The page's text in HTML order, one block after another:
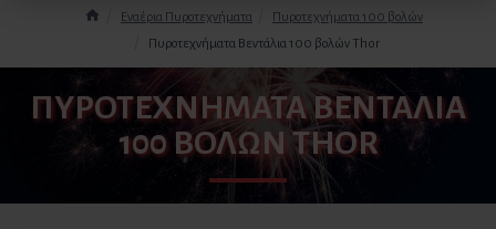
Εναέρια Πυροτεχνήματα
Πυροτεχνήματα 100 βολών
Πυροτεχνήματα Bεντάλια 100 βολών Thor
ΠΥΡΟΤΕΧΝΉΜΑΤΑ BΕΝΤΆΛΙΑ
100 ΒΟΛΏΝ THOR